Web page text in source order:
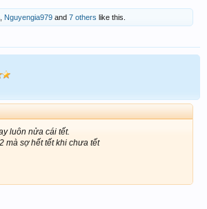
Nguyengia979 and 7 others like this.
luôn nửa cái tết.
mà sợ hết tết khi chưa tết